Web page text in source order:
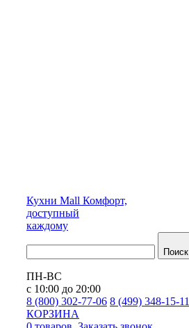
Кухни Mall Комфорт,
доступный
каждому
Поиск
ПН-ВС
с 10:00 до 20:00
8 (800) 302-77-06 8 (499) 348-15-11
КОРЗИНА